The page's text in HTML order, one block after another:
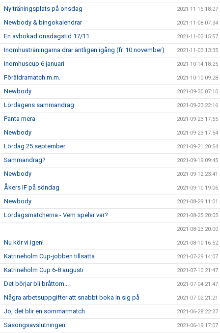
Ny träningsplats på onsdag 2021-11-15 18:27
Newbody & bingokalendrar 2021-11-08 07:34
En avbokad onsdagstid 17/11 2021-11-03 15:57
Inomhusträningarna drar äntligen igång (fr. 10 november) 2021-11-03 13:35
Inomhuscup 6 januari 2021-10-14 18:25
Föräldramatch m.m. 2021-10-10 09:28
Newbody 2021-09-30 07:10
Lördagens sammandrag 2021-09-23 22:16
Panta mera 2021-09-23 17:55
Newbody 2021-09-23 17:54
Lördag 25 september 2021-09-21 20:54
Sammandrag? 2021-09-19 09:45
Newbody 2021-09-12 23:41
Åkers IF på söndag 2021-09-10 19:06
Newbody 2021-08-29 11:01
Lördagsmatcherna - Vem spelar var? 2021-08-25 20:05
2021-08-23 20:00
Nu kör vi igen! 2021-08-10 16:52
Katrineholm Cup-jobben tillsatta 2021-07-29 14:07
Katrineholm Cup 6-8 augusti 2021-07-10 21:47
Det börjar bli bråttom... 2021-07-04 21:47
Några arbetsuppgifter att snabbt boka in sig på 2021-07-02 21:21
Jo, det blir en sommarmatch 2021-06-28 22:37
Säsongsavslutningen 2021-06-19 17:07